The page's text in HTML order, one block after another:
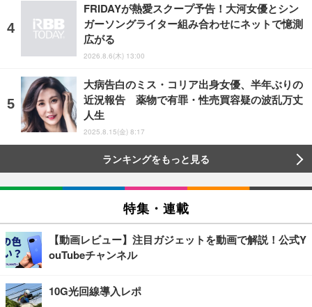
FRIDAYが熱愛スクープ予告！大河女優とシン
ガーソングライター組み合わせにネットで憶測
広がる
2026.8.6(木) 13:00
大病告白のミス・コリア出身女優、半年ぶりの
近況報告 薬物で有罪・性売買容疑の波乱万丈
人生
2025.8.15(金) 8:17
ランキングをもっと見る
特集・連載
【動画レビュー】注目ガジェットを動画で解説！公式Y
ouTubeチャンネル
10G光回線導入レポ